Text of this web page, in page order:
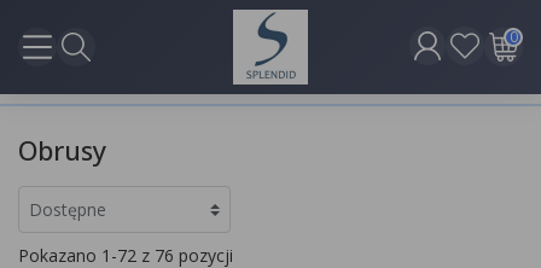
0
Obrusy
Pokazano 1-72 z 76 pozycji